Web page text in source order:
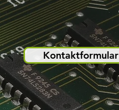
Kontaktformular